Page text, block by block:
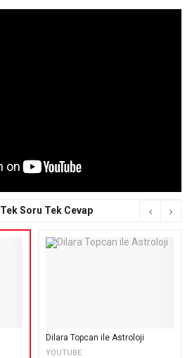
Tek Soru Tek Cevap
Dilara Topcan ile Astroloji
YOUTUBE